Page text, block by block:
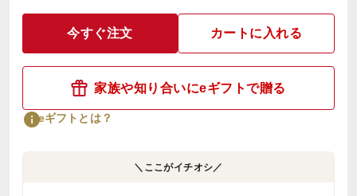
今すぐ注文 カートに入れる
家族や知り合いにeギフトで贈る
eギフトとは？
＼ここがイチオシ／